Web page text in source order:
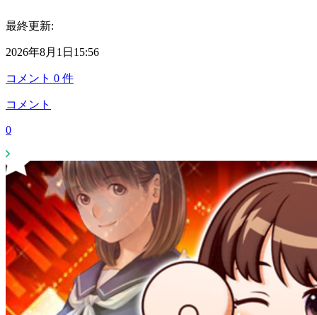
最終更新:
2026年8月1日15:56
コメント 0 件
コメント
0